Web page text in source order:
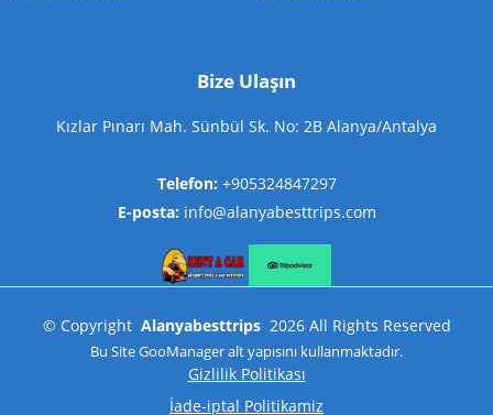
Bize Ulaşın
Kızlar Pınarı Mah. Sünbül Sk. No: 2B Alanya/Antalya
Telefon: +905324847297
E-posta: info@alanyabesttrips.com
© Copyright Alanyabesttrips 2026 All Rights Reserved
Bu SiteGooManageralt yapısını kullanmaktadır.
Gizlilik Politikası
İade-iptal Politikamiz